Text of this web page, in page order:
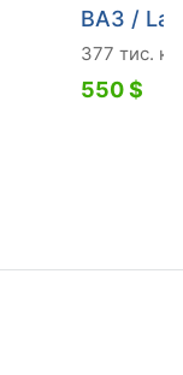
ВАЗ /
377 тис. км
550 $